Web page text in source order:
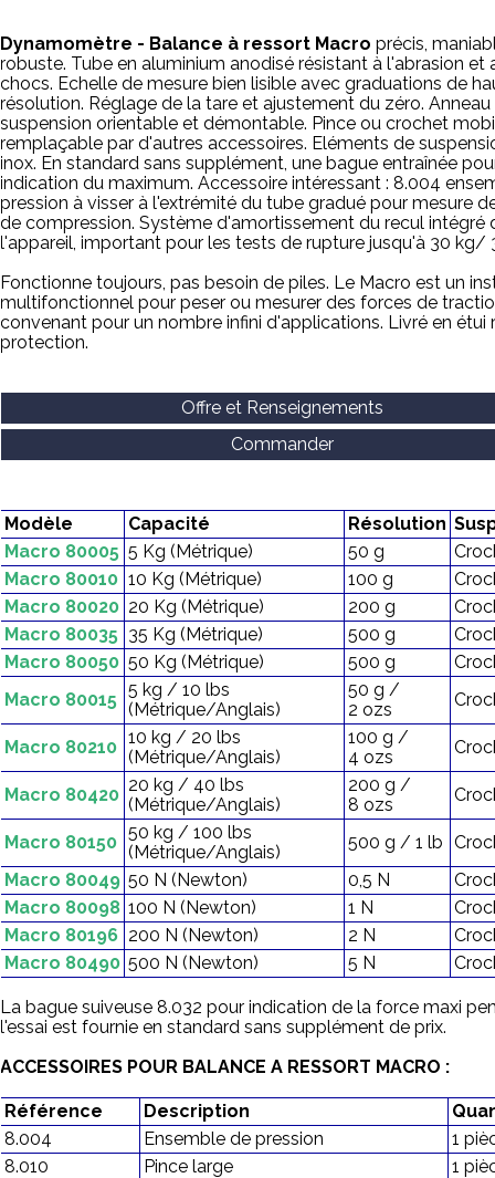
Dynamomètre - Balance à ressort Macro précis,
robuste. Tube en aluminium anodisé résistant à l'abrasion et
chocs. Echelle de mesure bien lisible avec graduations de
résolution. Réglage de la tare et ajustement du zéro. Anneau
suspension orientable et démontable. Pince ou crochet
remplaçable par d'autres accessoires. Eléments de
inox. En standard sans supplément, une bague entraînée
indication du maximum. Accessoire intéressant : 8.004
pression à visser à l'extrémité du tube gradué pour mesure
de compression. Système d'amortissement du recul intégré
l'appareil, important pour les tests de rupture jusqu'à 30 kg/
Fonctionne toujours, pas besoin de piles. Le Macro est un
multifonctionnel pour peser ou mesurer des forces de
convenant pour un nombre infini d'applications. Livré en étui
protection.
Offre et Renseignements
Commander
Modèle Capacité Résolution
Macro 80005 5 Kg (Métrique) 50 g
Macro 80010 10 Kg (Métrique) 100 g
Macro 80020 20 Kg (Métrique) 200 g
Macro 80035 35 Kg (Métrique) 500 g
Macro 80050 50 Kg (Métrique) 500 g
Macro 80015 5 kg / 10 lbs
(Métrique/Anglais)
50 g /
2 ozs
Macro 80210 10 kg / 20 lbs
(Métrique/Anglais)
100 g /
4 ozs
Macro 80420 20 kg / 40 lbs
(Métrique/Anglais)
200 g /
8 ozs
Macro 80150 50 kg / 100 lbs
(Métrique/Anglais)
500 g / 1 lb
Macro 80049 50 N (Newton) 0,5 N
Macro 80098 100 N (Newton) 1 N
Macro 80196 200 N (Newton) 2 N
Macro 80490 500 N (Newton) 5 N
La bague suiveuse 8.032 pour indication de la force maxi
l'essai est fournie en standard sans supplément de prix.
ACCESSOIRES POUR BALANCE A RESSORT MACRO :
Référence Description
8.004
Ensemble de pression
1
8.010
Pince large
1